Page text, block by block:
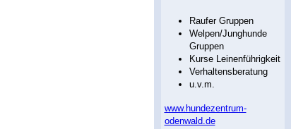
Raufer Gruppen
Welpen/Junghunde
Gruppen
Kurse Leinenführigkeit
Verhaltensberatung
u.v.m.
www.hundezentrum-
odenwald.de